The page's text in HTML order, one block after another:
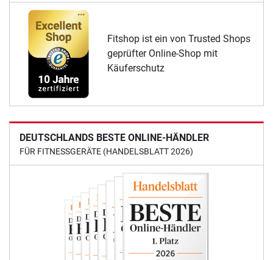
Fitshop ist ein von Trusted Shops
geprüfter Online-Shop mit
Käuferschutz
DEUTSCHLANDS BESTE ONLINE-HÄNDLER
FÜR FITNESSGERÄTE (HANDELSBLATT 2026)